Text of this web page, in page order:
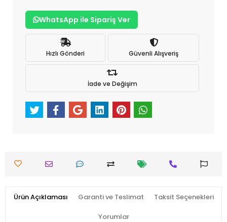
WhatsApp ile Sipariş Ver
Hızlı Gönderi Güvenli Alışveriş
İade ve Değişim
Ürün Açıklaması Garanti ve Teslimat Taksit Seçenekleri
Yorumlar